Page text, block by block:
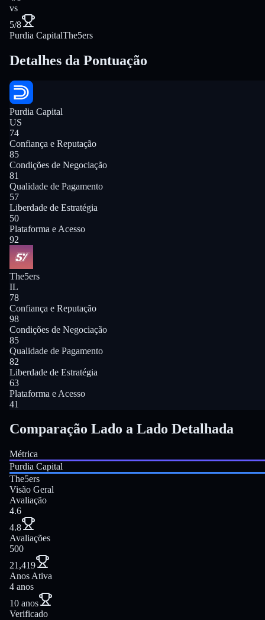
vs
5/8
Purdia CapitalThe5ers
Detalhes da Pontuação
Purdia Capital
US
74
Confiança e Reputação
85
Condições de Negociação
81
Qualidade de Pagamento
57
Liberdade de Estratégia
50
Plataforma e Acesso
92
The5ers
IL
78
Confiança e Reputação
98
Condições de Negociação
85
Qualidade de Pagamento
82
Liberdade de Estratégia
63
Plataforma e Acesso
41
Comparação Lado a Lado Detalhada
Métrica
Purdia Capital
The5ers
Visão Geral
Avaliação
4.6
4.8
Avaliações
500
21,419
Anos Ativa
4 anos
10 anos
Verificado